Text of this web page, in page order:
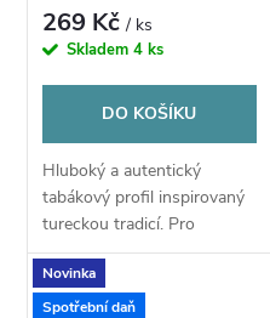
269 Kč/ ks
Skladem4 ks
DO KOŠÍKU
Hluboký a autentický
tabákový profil inspirovaný
tureckou tradicí. Pro
milovníky klasických
tabákových chutí.
Novinka
Spotřební daň